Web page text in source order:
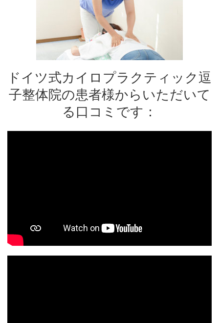
ドイツ式カイロプラクティック逗
子整体院の患者様からいただいて
る口コミです：